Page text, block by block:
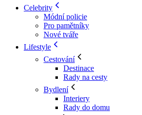
Celebrity
Módní policie
Pro pamětníky
Nové tváře
Lifestyle
Cestování
Destinace
Rady na cesty
Bydlení
Interiery
Rady do domu